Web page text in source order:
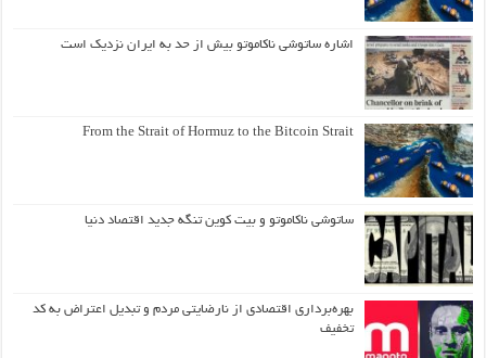
اشاره ساتوشی ناکاموتو بیش از حد به ایران نزدیک است
From the Strait of Hormuz to the Bitcoin Strait
ساتوشی ناکاموتو و بیت کوین تنگه جدید اقتصاد دنیا
بهره‌برداری اقتصادی از نارضایتی مردم و تبدیل اعتراض به کد
تخفیف